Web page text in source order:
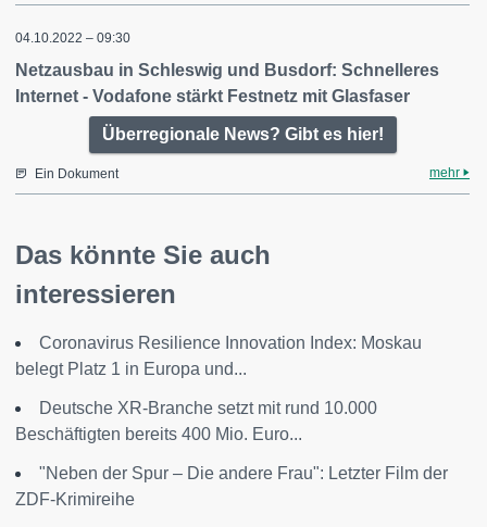
04.10.2022 – 09:30
Netzausbau in Schleswig und Busdorf: Schnelleres
Internet - Vodafone stärkt Festnetz mit Glasfaser
Überregionale News? Gibt es hier!
Ein Dokument mehr
Das könnte Sie auch
interessieren
Coronavirus Resilience Innovation Index: Moskau
belegt Platz 1 in Europa und...
Deutsche XR-Branche setzt mit rund 10.000
Beschäftigten bereits 400 Mio. Euro...
"Neben der Spur – Die andere Frau": Letzter Film der
ZDF-Krimireihe